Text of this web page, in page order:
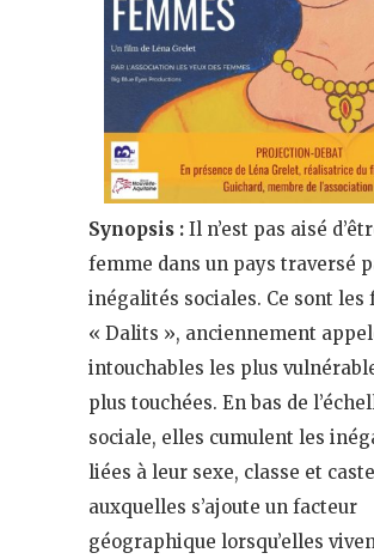
Synopsis : Il n’est pas aisé
femme dans un pays traversé
inégalités sociales. Ce sont les
« Dalits », anciennement
intouchables les plus
plus touchées. En bas de
sociale, elles cumulent les
liées à leur sexe, classe et
auxquelles s’ajoute un facteur
géographique lorsqu’elles